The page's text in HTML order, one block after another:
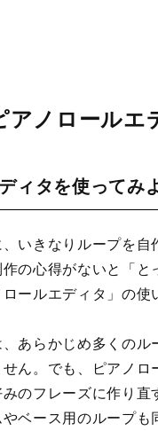
アノロール
ィタを使ってみ
いきなりループを
の心得がないと「
ールエディタ」の
あらかじめ多くの
ん。でも、ピアノ
のフレーズに作り
ベース用のループも